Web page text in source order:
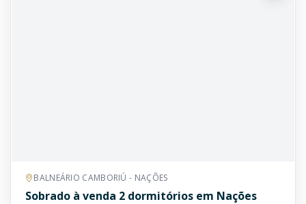
BALNEÁRIO CAMBORIÚ - NAÇÕES
Sobrado à venda 2 dormitórios em Nações